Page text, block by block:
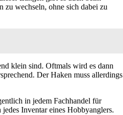
wechseln, ohne sich dabei zu
klein sind. Oftmals wird es dann
Der Haken muss allerdings
in jedem Fachhandel für
Inventar eines Hobbyanglers.